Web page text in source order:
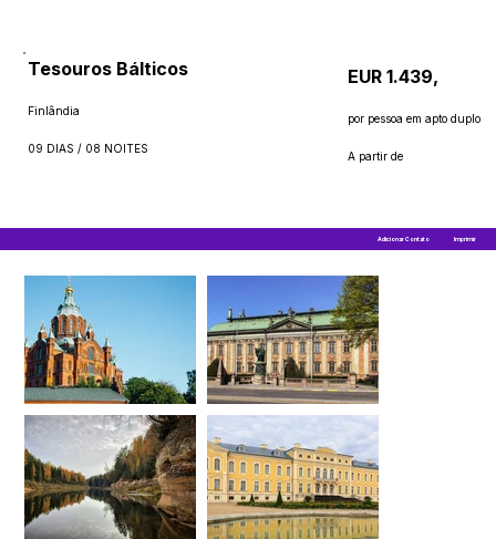
Adicionar Contato Imprimir
Tesouros Bálticos
Finlândia
09 DIAS / 08 NOITES
A partir de
EUR 1.439,
por pessoa em apto duplo